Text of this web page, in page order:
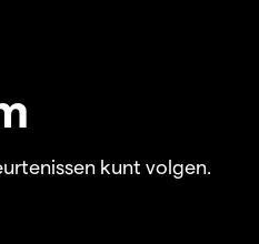
kunt volgen.